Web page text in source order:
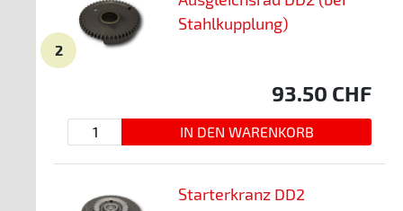
2
Stahlkupplung)
93.50 CHF
Starterkranz DD2